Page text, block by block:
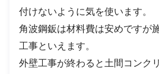
付けないように気を使います。
角波鋼鈑は材料費は安めですが
工事といえます。
外壁工事が終わると土間コンク